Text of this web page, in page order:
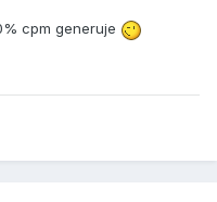
cpm generuje